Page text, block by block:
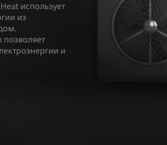
использует
из
позволяет
и